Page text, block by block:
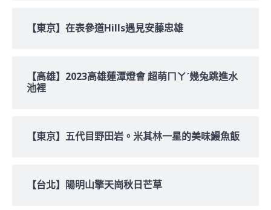
【東京】在表參道Hills遇見安藤忠雄
【高雄】2023高雄蓮潭燈會 超萌ㄇㄚˊ幾兔跳進水
池裡
【東京】五代目野田岩。米其林一星的美味鰻魚飯
【台北】陽明山擎天崗秋日芒草